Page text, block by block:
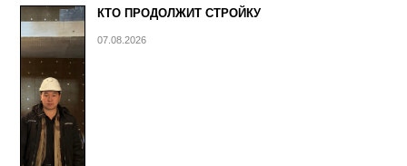
КТО ПРОДОЛЖИТ СТРОЙКУ
07.08.2026